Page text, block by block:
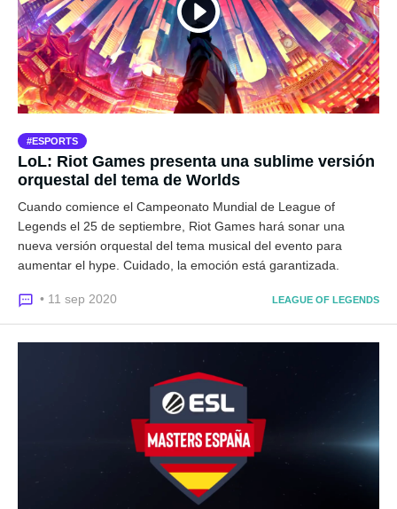
ESPORTS
LoL: Riot Games presenta una sublime versión
orquestal del tema de Worlds
Cuando comience el Campeonato Mundial de League of
Legends el 25 de septiembre, Riot Games hará sonar una
nueva versión orquestal del tema musical del evento para
aumentar el hype. Cuidado, la emoción está garantizada.
• 11 sep 2020 LEAGUE OF LEGENDS